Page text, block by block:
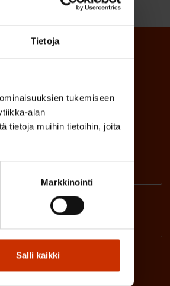
Tietoja
tukemiseen
alan
tietoja muihin tietoihin, joita
Markkinointi
Salli kaikki